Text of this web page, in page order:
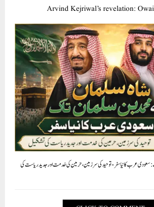
Arvind Kejriwal’s revelation:
سعودی عرب کا نیا سفر- توحید کی سرزمین، حرمین کی خدمت اور جدید ریاست کی